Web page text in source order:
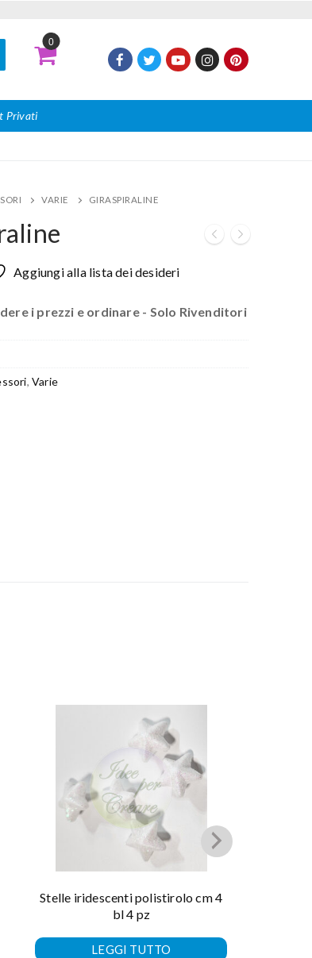
0
Privati
VARIE GIRASPIRALINE
Aggiungi alla lista dei desideri
i prezzi e ordinare - Solo Rivenditori
, Varie
Stelle iridescenti polistirolo cm 4
bl 4 pz
LEGGI TUTTO